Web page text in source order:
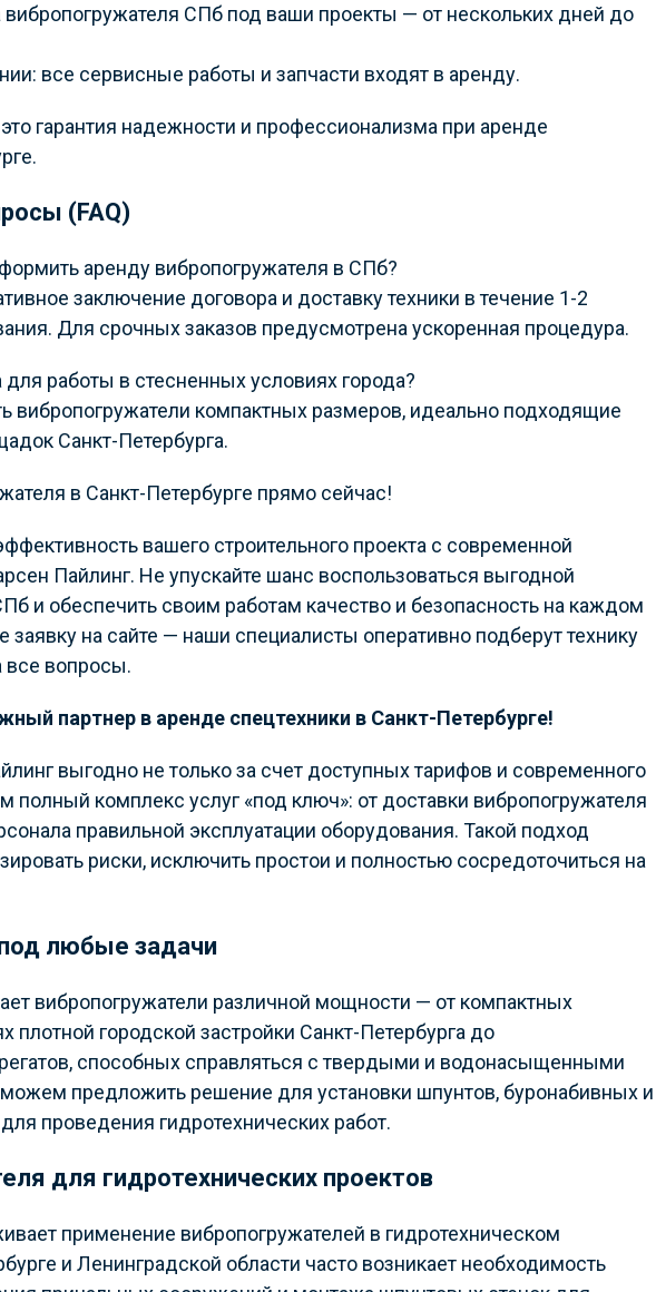
вибропогружателя СПб под ваши проекты — от нескольких дней до
все сервисные работы и запчасти входят в аренду.
гарантия надежности и профессионализма при аренде
(FAQ)
аренду вибропогружателя в СПб?
заключение договора и доставку техники в течение 1-2
Для срочных заказов предусмотрена ускоренная процедура.
для работы в стесненных условиях города?
вибропогружатели компактных размеров, идеально подходящие
Санкт-Петербурга.
в Санкт-Петербурге прямо сейчас!
вашего строительного проекта с современной
Пайлинг. Не упускайте шанс воспользоваться выгодной
и обеспечить своим работам качество и безопасность на каждом
заявку на сайте — наши специалисты оперативно подберут технику
все вопросы.
партнер в аренде спецтехники в Санкт-Петербурге!
выгодно не только за счет доступных тарифов и современного
полный комплекс услуг «под ключ»: от доставки вибропогружателя
правильной эксплуатации оборудования. Такой подход
риски, исключить простои и полностью сосредоточиться на
любые задачи
вибропогружатели различной мощности — от компактных
плотной городской застройки Санкт-Петербурга до
способных справляться с твердыми и водонасыщенными
можем предложить решение для установки шпунтов, буронабивных и
проведения гидротехнических работ.
для гидротехнических проектов
применение вибропогружателей в гидротехническом
и Ленинградской области часто возникает необходимость